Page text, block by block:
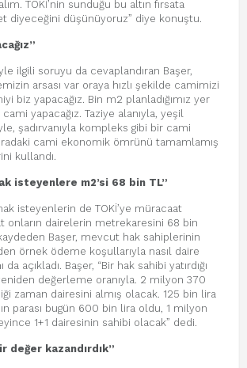
TOKİ’nin sunduğu bu altın fırsata
diyeceğini düşünüyoruz” diye konuştu.
ilgili soruyu da cevaplandıran Başer,
arsası var oraya hızlı şekilde camimizi
biz yapacağız. Bin m2 planladığımız yer
yapacağız. Taziye alanıyla, yeşil
şadırvanıyla kompleks gibi bir cami
cami ekonomik ömrünü tamamlamış
kullandı.
isteyenlere m2’si 68 bin TL”
isteyenlerin de TOKİ’ye müracaat
onların dairelerin metrekaresini 68 bin
kaydeden Başer, mevcut hak sahiplerinin
örnek ödeme koşullarıyla nasıl daire
da açıkladı. Başer, “Bir hak sahibi yatırdığı
değerleme oranıyla. 2 milyon 370
zaman dairesini almış olacak. 125 bin lira
parası bugün 600 bin lira oldu, 1 milyon
1+1 dairesinin sahibi olacak” dedi.
değer kazandırdık”